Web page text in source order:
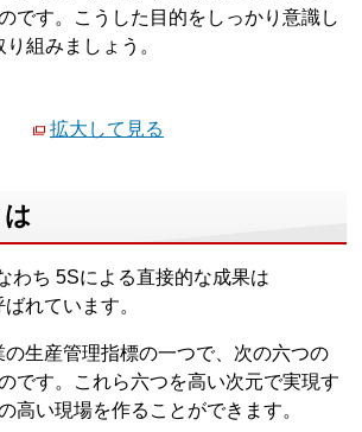
です。こうした目的をしっかり意識し
組みましょう。
拡大して見る
わち 5Sによる直接的な成果は
れています。
の生産管理指標の一つで、次の六つの
です。これら六つを高い次元で実現す
高い現場を作ることができます。